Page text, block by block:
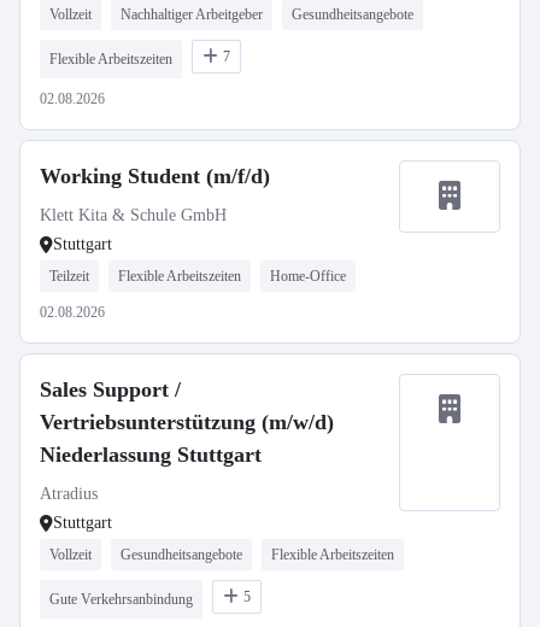
Vollzeit Nachhaltiger Arbeitgeber Gesundheitsangebote
Flexible Arbeitszeiten 7
02.08.2026
Working Student (m/f/d)
Klett Kita & Schule GmbH
Stuttgart
Teilzeit Flexible Arbeitszeiten Home-Office
02.08.2026
Sales Support /
Vertriebsunterstützung (m/w/d)
Niederlassung Stuttgart
Atradius
Stuttgart
Vollzeit Gesundheitsangebote Flexible Arbeitszeiten
Gute Verkehrsanbindung 5